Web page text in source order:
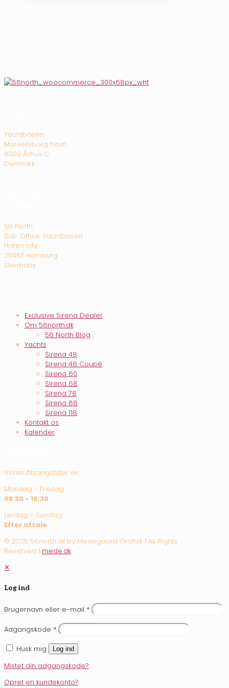
Yachtbasen
Marselisborg havn
8000 Århus C
Denmark
56 North
Sub. Office: Yachtbasen
Hafen city
20457 Hamburg
Germany
Exclusive Sirena Dealer
Om 56north.dk
56 North Blog
Yachts
Sirena 48
Sirena 48 Coupé
Sirena 60
Sirena 68
Sirena 78
Sirena 88
Sirena 118
Kontakt os
Kalender
Vores åbningstider er:
Mandag - Fredag:
08:30 - 16:30
Lørdag – Søndag:
Efter aftale
© 2025 56north.dk by Medegaard Grafisk | All Rights
Reserved | mede.dk
✕
Log ind
Brugernavn eller e-mail *
Adgangskode *
Husk mig
Log ind
Mistet din adgangskode?
Opret en kundekonto?